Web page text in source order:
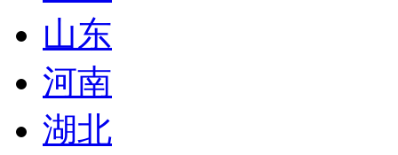
山东
河南
湖北